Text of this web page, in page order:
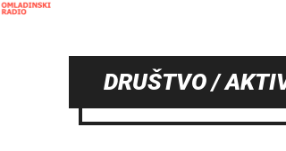
DRUŠTVO /